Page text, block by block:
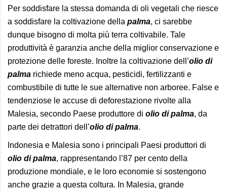
Per soddisfare la stessa domanda di oli vegetali che riesce
a soddisfare la coltivazione della palma, ci sarebbe
dunque bisogno di molta più terra coltivabile. Tale
produttività è garanzia anche della miglior conservazione e
protezione delle foreste. Inoltre la coltivazione dell’olio di
palma richiede meno acqua, pesticidi, fertilizzanti e
combustibile di tutte le sue alternative non arboree. False e
tendenziose le accuse di deforestazione rivolte alla
Malesia, secondo Paese produttore di olio di palma, da
parte dei detrattori dell’olio di palma.
Indonesia e Malesia sono i principali Paesi produttori di
olio di palma, rappresentando l’87 per cento della
produzione mondiale, e le loro economie si sostengono
anche grazie a questa coltura. In Malesia, grande